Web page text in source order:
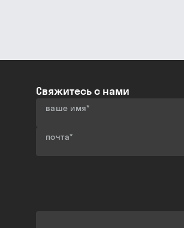
Свяжитесь с нами
ваше имя*
почта*